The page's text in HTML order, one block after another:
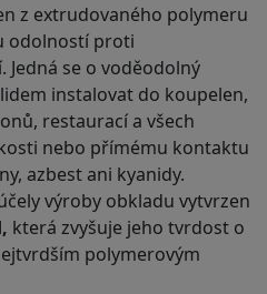
z extrudovaného polymeru
odolností proti
se o voděodolný
instalovat do koupelen,
restaurací a všech
nebo přímému kontaktu
azbest ani kyanidy.
výroby obkladu vytvrzen
která zvyšuje jeho tvrdost o
polymerovým